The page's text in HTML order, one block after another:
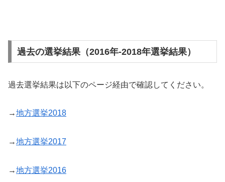
過去の選挙結果（2016年-2018年選挙結果）
過去選挙結果は以下のページ経由で確認してください。
→地方選挙2018
→地方選挙2017
→地方選挙2016